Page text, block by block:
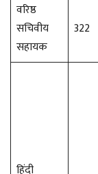
वरिष्ठ
सचिवीय
सहायक
322
हिंदी